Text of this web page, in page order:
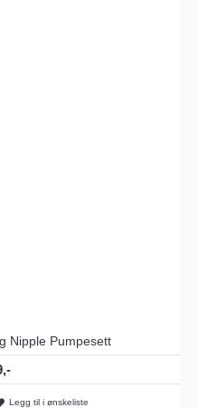
Nipple Pumpesett
Legg til i ønskeliste